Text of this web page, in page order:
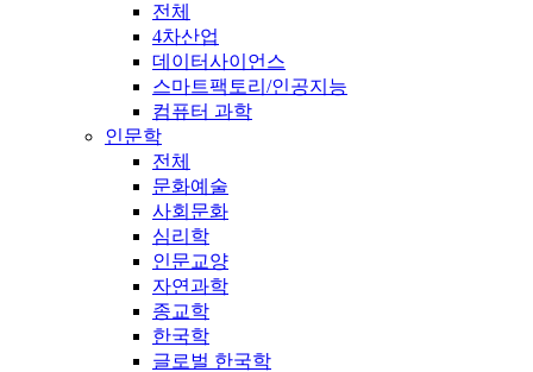
전체
4차산업
데이터사이언스
스마트팩토리/인공지능
컴퓨터 과학
인문학
전체
문화예술
사회문화
심리학
인문교양
자연과학
종교학
한국학
글로벌 한국학